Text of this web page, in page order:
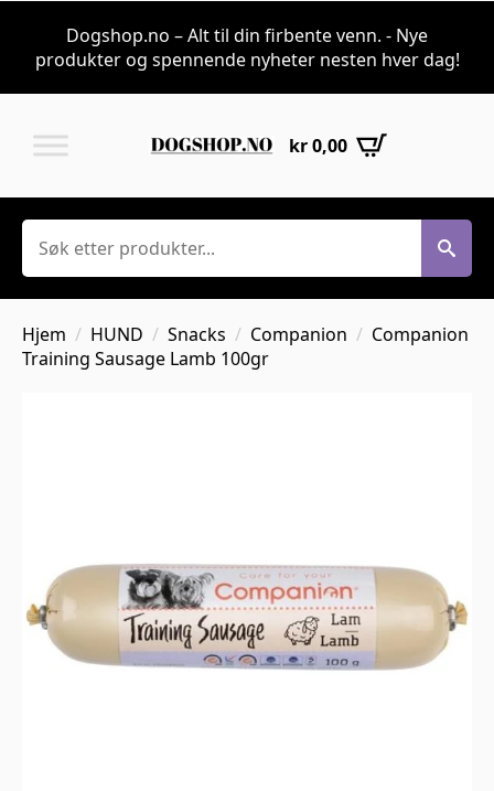
Dogshop.no – Alt til din firbente venn. - Nye
produkter og spennende nyheter nesten hver dag!
kr0,00
Søk
Hjem HUND Snacks Companion
Companion
Training Sausage Lamb 100gr